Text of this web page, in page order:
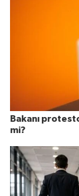
Bakanı
mi?